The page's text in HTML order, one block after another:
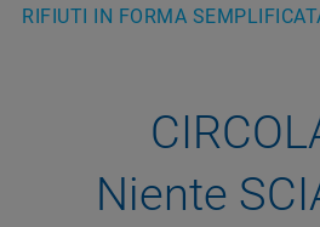
RIFIUTI IN FORMA
Niente